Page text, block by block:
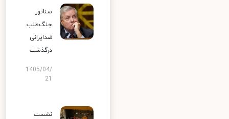
سناتور
جنگ‌طلب
ضدایرانی
درگذشت
1405/04/
نشست